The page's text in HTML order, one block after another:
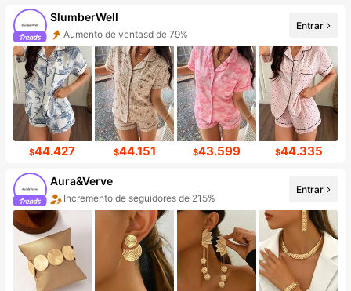
SlumberWell
Aumento de ventasd de 79%
Entrar
$44.427 $44.151 $43.599 $44.335
Aura&Verve
Incremento de seguidores de 215%
Entrar